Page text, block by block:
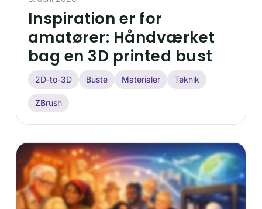
Inspiration er for
amatører: Håndværket
bag en 3D printed bust
2D-to-3D Buste Materialer Teknik
ZBrush